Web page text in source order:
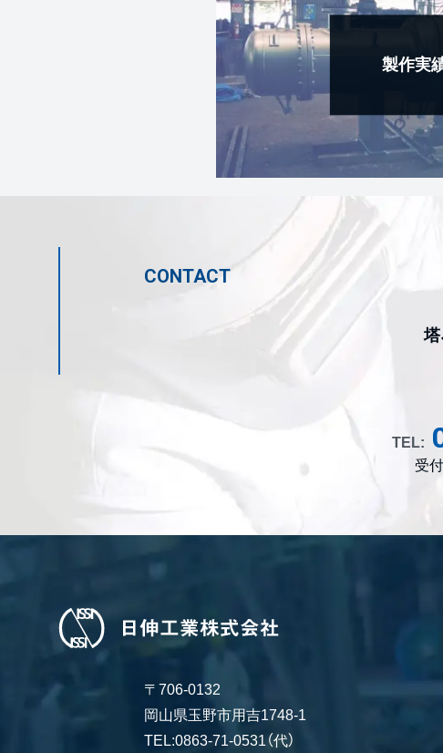
製作実
CONTACT
塔
TEL:
受
〒706-0132
岡山県玉野市用吉1748-1
TEL:0863-71-0531（代）